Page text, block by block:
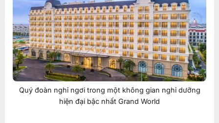
Quý đoàn nghỉ ngơi trong một không gian nghỉ dưỡng
hiện đại bậc nhất Grand World